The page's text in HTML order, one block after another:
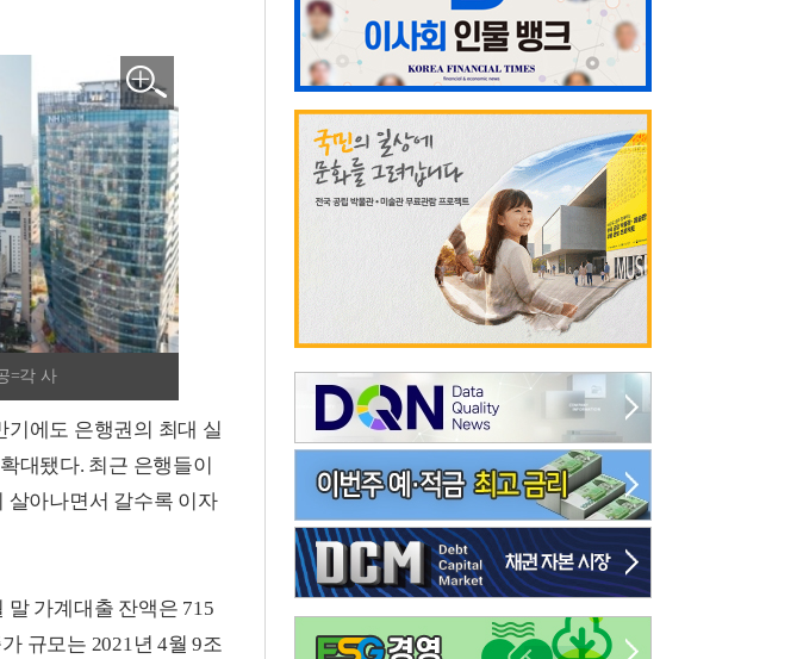
=각 사
에도 은행권의 최대 실
대됐다. 최근 은행들이
살아나면서 갈수록 이자
말 가계대출 잔액은 715
규모는 2021년 4월 9조